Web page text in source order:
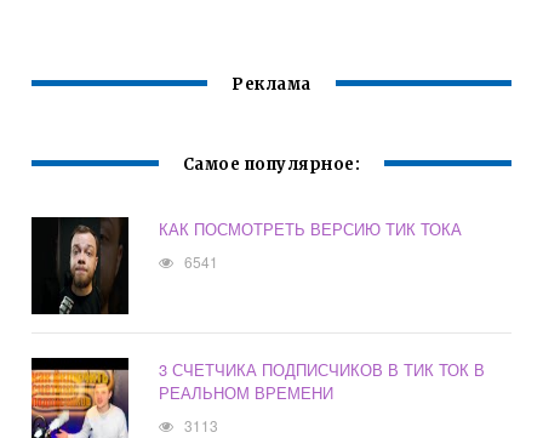
Реклама
Самое популярное:
КАК ПОСМОТРЕТЬ ВЕРСИЮ ТИК ТОКА
6541
3 СЧЕТЧИКА ПОДПИСЧИКОВ В ТИК ТОК В
РЕАЛЬНОМ ВРЕМЕНИ
3113